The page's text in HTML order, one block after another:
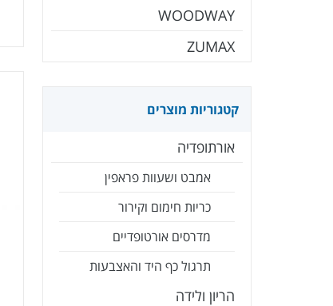
WOODWAY
ZUMAX
קטגוריות מוצרים
אורתופדיה
אמבט ושעוות פראפין
כריות חימום וקירור
מדרסים אורטופדיים
תרגול כף היד והאצבעות
הריון ולידה